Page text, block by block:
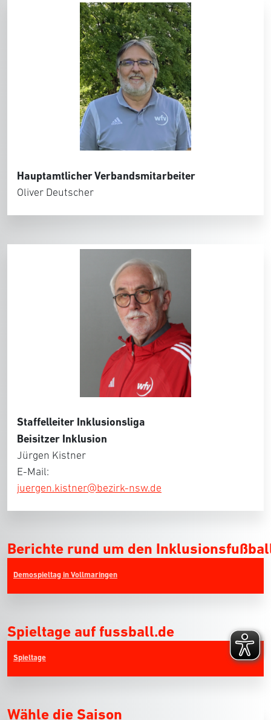
Hauptamtlicher Verbandsmitarbeiter
Oliver Deutscher
Staffelleiter Inklusionsliga
Beisitzer Inklusion
Jürgen Kistner
E-Mail:
juergen.kistner@bezirk-nsw.de
Berichte rund um den
Demospieltag in Vollmaringen
Spieltage auf fussball.de
Spieltage
Wähle die Saison